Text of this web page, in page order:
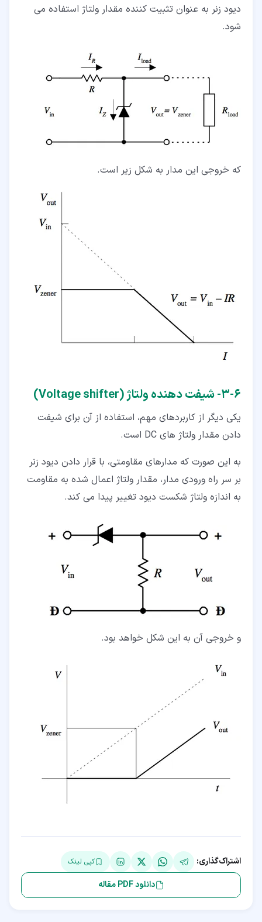
دیود زنر به عنوان تثبیت کننده مقدار ولتاژ استفاده می
شود.
که خروجی این مدار به شکل زیر است.
۶‏-‏۳‏- شیفت دهنده ولتاژ (Voltage shifter)
یکی دیگر از کاربردهای مهم، استفاده از آن برای شیفت
دادن مقدار ولتاژ های DC است.
به این صورت که مدارهای مقاومتی، با قرار دادن دیود زنر
بر سر راه ورودی مدار، مقدار ولتاژ اعمال شده به مقاومت
به اندازه ولتاژ شکست دیود تغییر پیدا می کند.
و خروجی آن به این شکل خواهد بود.
اشتراک‌گذاری: کپی لینک
دانلود PDF مقاله